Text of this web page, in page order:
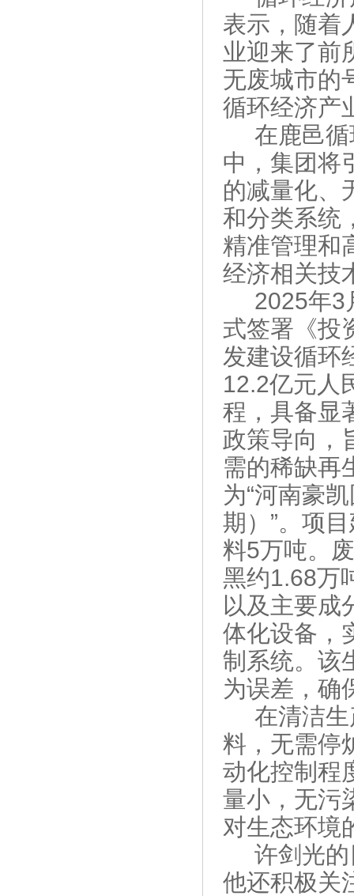
表示，随着
业迎来了前
无废城市的
循环经济产
在鹿邑
中，集团将
的减量化、
和分类系统
精准管理和
经济相关技
2025年3
式签署《投
发建设循环
12.2亿元人
程，具备显
政策导向，
需的稀缺再
为“河南豪
期）”。项
料5万吨。
黑约1.68万
以及主要成
体化设备，
制系统。该
为误差，确
在清洁
料，无需停
动化控制程
量小，无污
对生态环境
许剑光
他还积极关